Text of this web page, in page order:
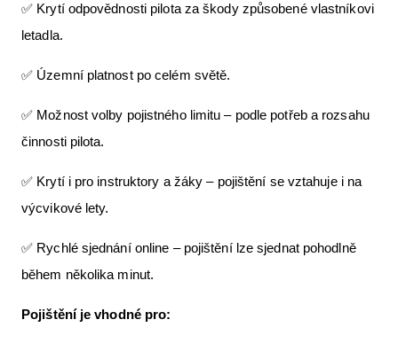
✅ Krytí odpovědnosti pilota za škody způsobené vlastníkovi
letadla.
✅ Územní platnost po celém světě.
✅ Možnost volby pojistného limitu – podle potřeb a rozsahu
činnosti pilota.
✅ Krytí i pro instruktory a žáky – pojištění se vztahuje i na
výcvikové lety.
✅ Rychlé sjednání online – pojištění lze sjednat pohodlně
během několika minut.
Pojištění je vhodné pro: